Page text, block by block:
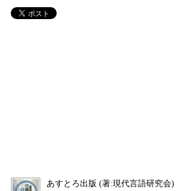
あすとろ出版 (著:現代言語研究会)